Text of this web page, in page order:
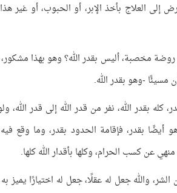
إلى العلاج بأخذ الإبر، أو الحبوب، أو غير
روضة مخصبة، أليس بقدر الله؟ وهو بهذا
-وهو بقدر الله.
بقدر الله، نفر من قدر الله إلى قدر الله،
أيضًا بقدر، فإقامة الحدود بقدر، وما وقع
عن كسب الحرام، وكلها بأقدار الله كلها.
والله جعل له عقلًا، جعل له اختيارًا يميز